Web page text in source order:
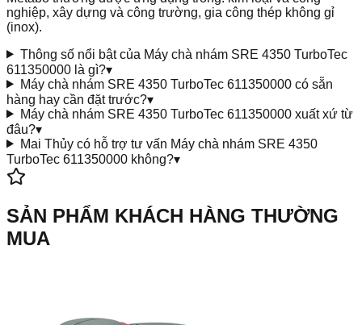
nghiệp, xây dựng và công trường, gia công thép không gỉ
(inox).
Thông số nổi bật của Máy chà nhám SRE 4350 TurboTec
611350000 là gì?▾
Máy chà nhám SRE 4350 TurboTec 611350000 có sẵn
hàng hay cần đặt trước?▾
Máy chà nhám SRE 4350 TurboTec 611350000 xuất xứ từ
đâu?▾
Mai Thủy có hỗ trợ tư vấn Máy chà nhám SRE 4350
TurboTec 611350000 không?▾
SẢN PHẨM KHÁCH HÀNG THƯỜNG
MUA